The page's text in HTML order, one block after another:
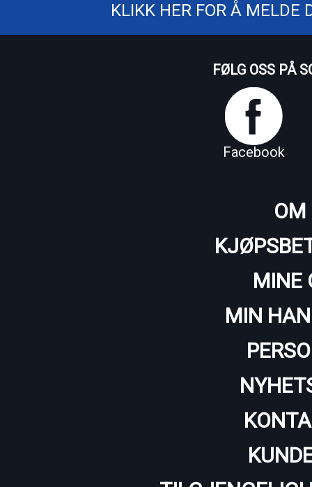
KLIKK HER FOR Å MELDE
FØLG OSS PÅ
Facebook
OM
MINE
MIN